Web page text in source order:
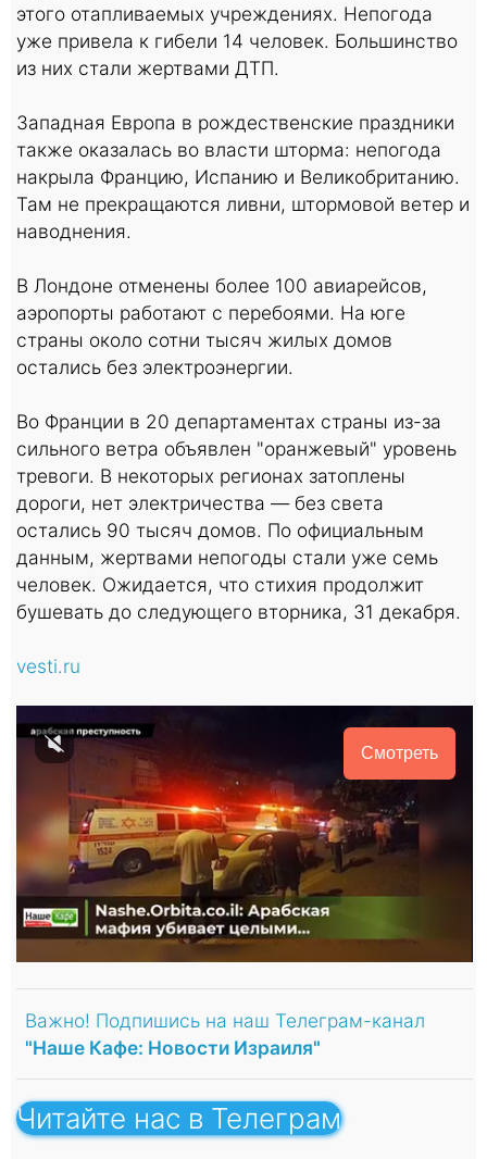
этого отапливаемых учреждениях. Непогода
уже привела к гибели 14 человек. Большинство
из них стали жертвами ДТП.
Западная Европа в рождественские праздники
также оказалась во власти шторма: непогода
накрыла Францию, Испанию и Великобританию.
Там не прекращаются ливни, штормовой ветер и
наводнения.
В Лондоне отменены более 100 авиарейсов,
аэропорты работают с перебоями. На юге
страны около сотни тысяч жилых домов
остались без электроэнергии.
Во Франции в 20 департаментах страны из-за
сильного ветра объявлен "оранжевый" уровень
тревоги. В некоторых регионах затоплены
дороги, нет электричества — без света
остались 90 тысяч домов. По официальным
данным, жертвами непогоды стали уже семь
человек. Ожидается, что стихия продолжит
бушевать до следующего вторника, 31 декабря.
vesti.ru
Смотреть
Важно! Подпишись на наш Телеграм-канал
"Наше Кафе: Новости Израиля"
Читайте нас в Телеграм